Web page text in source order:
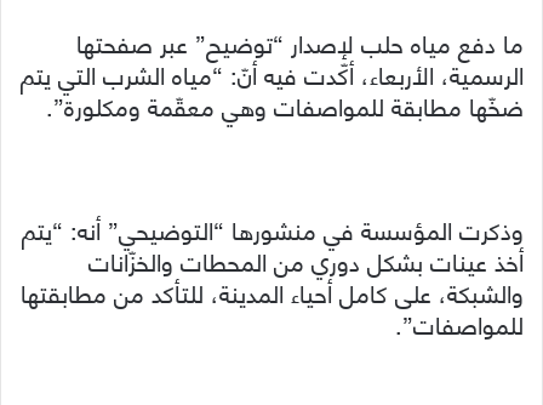
ما دفع مياه حلب لإصدار “توضيح” عبر صفحتها
الرسمية، الأربعاء، أكّدت فيه أنّ: “مياه الشرب التي يتم
ضخّها مطابقة للمواصفات وهي معقّمة ومكلورة”.
وذكرت المؤسسة في منشورها “التوضيحي” أنه: “يتم
أخذ عينات بشكل دوري من المحطات والخزّانات
والشبكة، على كامل أحياء المدينة، للتأكد من مطابقتها
للمواصفات”.